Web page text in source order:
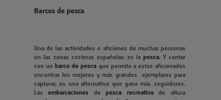
Barcos de pesca
Una de las actividades o aficiones de muchas personas
en las zonas costeras españolas: es la pesca. Y contar
con un barco de pesca que permita a estos aficionados
encontrar los mejores y más grandes ejemplares para
capturar, es una alternativa que gana más seguidores.
Lasembarcaciones de pesca recreativade altura